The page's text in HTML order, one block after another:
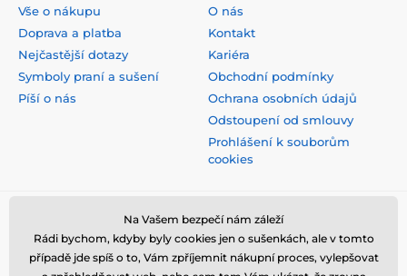
Vše o nákupu
Doprava a platba
Nejčastější dotazy
Symboly praní a sušení
Píší o nás
O nás
Kontakt
Kariéra
Obchodní podmínky
Ochrana osobních údajů
Odstoupení od smlouvy
Prohlášení k souborům
cookies
Bezpečná platba kartou
Na Vašem bezpečí nám záleží
Rádi bychom, kdyby byly cookies jen o sušenkách, ale v tomto
případě jde spíš o to, Vám zpříjemnit nákupní proces, vylepšovat